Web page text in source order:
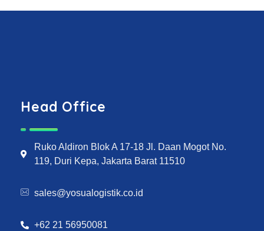
Head Office
Ruko Aldiron Blok A 17-18 Jl. Daan Mogot No.
119, Duri Kepa, Jakarta Barat 11510
sales@yosualogistik.co.id
+62 21 56950081